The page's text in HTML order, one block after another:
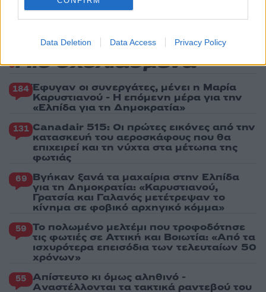
Data Deletion Data Access Privacy Policy
φιλοξενούσε τον 26χρονο Αφγανό στη
Λέσβο
Πιο σχολιασμένα
184 Έφυγαν οι συνεργάτες, μένει η Μαρία
Καρυστιανού - Η επόμενη μέρα για την
«Ελπίδα για τη Δημοκρατία»
131 Canadair 515: Οι πρώτες εικόνες από την
κατασκευή του αεροσκάφους που θα
επιχειρεί και τη νύχτα στα μέτωπα της
φωτιάς
69 Βγήκαν ξανά τα μαχαίρια στην Ελπίδα
για τη Δημοκρατία: «Καρυστιανού,
Γρατσία και Γαλανός μετέτρεψαν το
κίνημα σε φοβικό αρχηγικό κόμμα»
59 Το πολωμένο μελτέμι που τροφοδότησε
τις φωτιές σε Αττική και Βοιωτία: «Από τα
ισχυρότερα επεισόδια των τελευταίων 50
χρόνων»
55 Απίστευτο κι όμως αληθινό -
Aναστέλλονται τα τακτικά ραντεβού του